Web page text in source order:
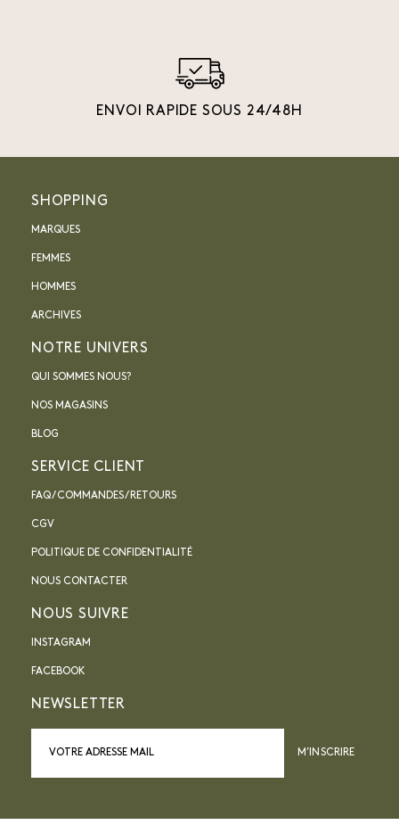
ENVOI RAPIDE SOUS 24/48H
SHOPPING
MARQUES
FEMMES
HOMMES
ARCHIVES
NOTRE UNIVERS
QUI SOMMES NOUS?
NOS MAGASINS
BLOG
SERVICE CLIENT
FAQ / COMMANDES / RETOURS
CGV
POLITIQUE DE CONFIDENTIALITÉ
NOUS CONTACTER
NOUS SUIVRE
INSTAGRAM
FACEBOOK
NEWSLETTER
M’INSCRIRE